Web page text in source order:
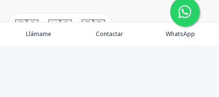
🇪🇸 🇺🇸 🇫🇷
Llámame Contactar WhatsApp